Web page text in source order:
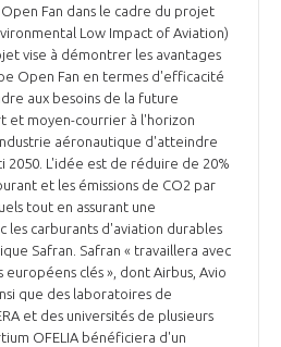
Fan dans le cadre du projet
Low Impact of Aviation)
vise à démontrer les avantages
Open Fan en termes d'efficacité
aux besoins de la future
et moyen-courrier à l'horizon
aéronautique d'atteindre
2050. L'idée est de réduire de 20%
et les émissions de CO2 par
tout en assurant une
les carburants d'aviation durables
Safran. Safran « travaillera avec
clés », dont Airbus, Avio
que des laboratoires de
et des universités de plusieurs
OFELIA bénéficiera d'un